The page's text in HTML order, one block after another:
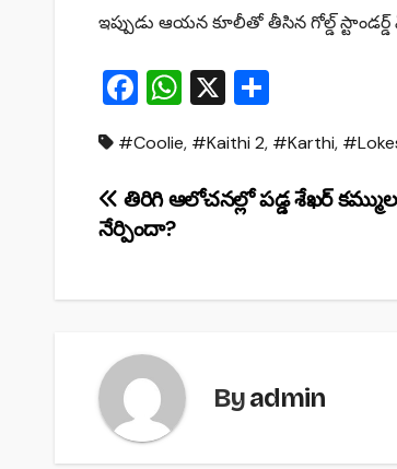
ఇప్పుడు ఆయన కూలీతో తీసిన గోల్డ్
F
c
e
b
o
W
at
s
p
X
ar
e
#Coolie, #Kaithi 2, #Karthi,
Post
navigation
తిరిగి ఆలోచనల్లో పడ్డ శేఖర్
నేర్పిందా?
Byadmin